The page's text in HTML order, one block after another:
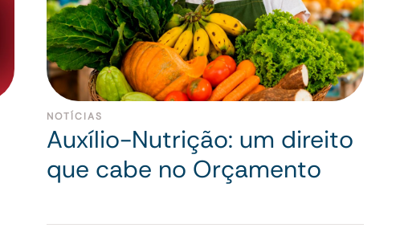
NOTÍCIAS
Auxílio-Nutrição: um direito
que cabe no Orçamento